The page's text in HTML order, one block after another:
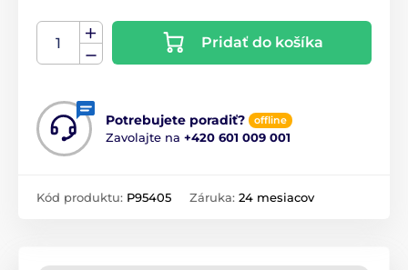
Pridať do košíka
Potrebujete poradiť? offline
Zavolajte na +420 601 009 001
Kód produktu: P95405 Záruka: 24 mesiacov